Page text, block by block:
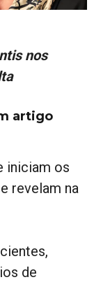
nos
artigo
iniciam os
revelam na
de